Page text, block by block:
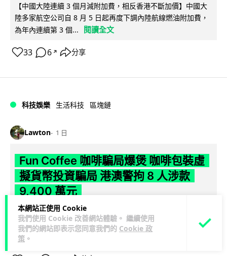
本網站正使用 Cookie
我們使用 Cookie 改善網站體驗。 繼續使用
我們的網站即表示您同意我們的 Cookie 政
策 。
【中國大陸連續 3 個月減附加費，相反香港不斷加價】中國大
陸多家航空公司自 8 月 5 日起再度下調內陸航線燃油附加費，
為年內連續第 3 個...
閱讀全文
33 6 ↗ 分享
科技娛樂 生活科技 區塊鏈
Lawton 1 日
Fun Coffee 咖啡騙局爆煲 咖啡包裝虛
擬貨幣投資騙局 港澳警拘 8 人涉款
9,400 萬元
香港警方聯同澳門司警搗破以養生咖啡生意包裝的虛擬貨幣投
資騙局 Fun Coffee，兩地共拘捕 8 人，接獲逾 200 宗舉報，涉
款 9,4...